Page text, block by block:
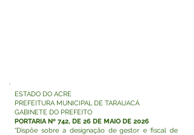
ESTADO DO ACRE
PREFEITURA MUNICIPAL DE TARAUACÁ
GABINETE DO PREFEITO
PORTARIA Nº 742, DE 26 DE MAIO DE 2026
“Dispõe sobre a designação de gestor e fiscal de